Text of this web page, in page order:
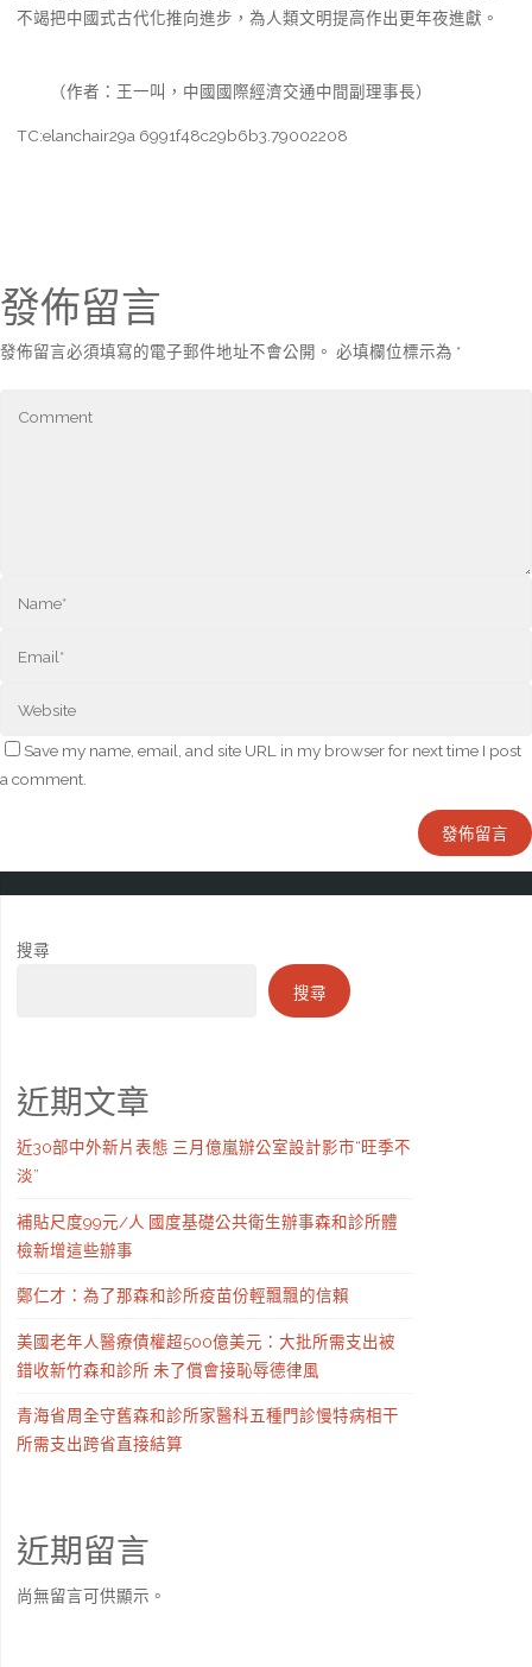
不竭把中國式古代化推向進步，為人類文明提高作出更年夜進獻。
（作者：王一叫，中國國際經濟交通中間副理事長）
TC:elanchair29a 6991f48c29b6b3.79002208
發佈留言
發佈留言必須填寫的電子郵件地址不會公開。 必填欄位標示為 *
Save my name, email, and site URL in my browser for next time I post
a comment.
搜尋
搜尋
近期文章
近30部中外新片表態 三月億嵐辦公室設計影市“旺季不
淡”
補貼尺度99元/人 國度基礎公共衛生辦事森和診所體
檢新增這些辦事
鄭仁才：為了那森和診所疫苗份輕飄飄的信賴
美國老年人醫療債權超500億美元：大批所需支出被
錯收新竹森和診所 未了償會接恥辱德律風
青海省周全守舊森和診所家醫科五種門診慢特病相干
所需支出跨省直接結算
近期留言
尚無留言可供顯示。